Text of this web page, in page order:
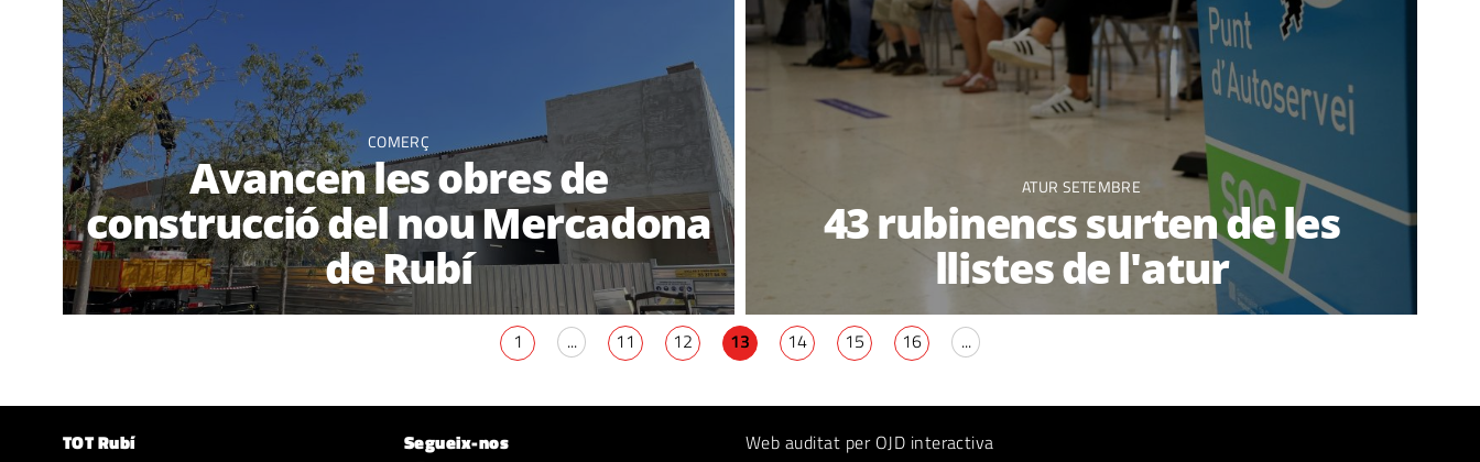
COMERÇ
Avancen les obres de
construcció del nou Mercadona
de Rubí
ATUR SETEMBRE
43 rubinencs surten de les
llistes de l'atur
1 ... 11 12 13 14 15 16 ...
TOT Rubí
Segueix-nos
Web auditat per OJD interactiva